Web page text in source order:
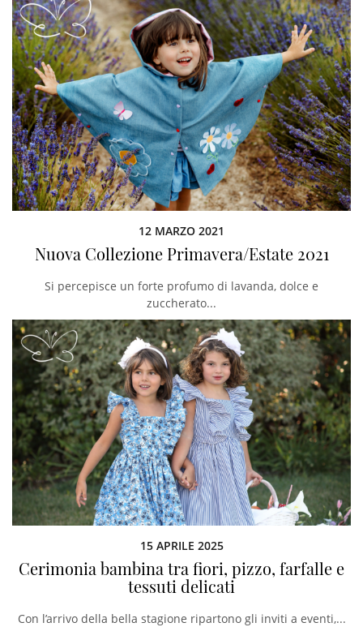
12 MARZO 2021
Nuova Collezione Primavera/Estate 2021
Si percepisce un forte profumo di lavanda, dolce e
zuccherato...
15 APRILE 2025
Cerimonia bambina tra fiori, pizzo, farfalle e
tessuti delicati
Con l’arrivo della bella stagione ripartono gli inviti a eventi,...